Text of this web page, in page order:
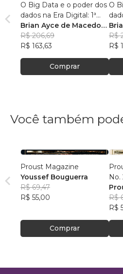
O Big Data e o poder dos
dados na Era Digital: 1ª
Edição.
Brian Ayce de Macedo
Marinho
R$ 206,69
R$ 163,63
Comprar
O
R$
R$
Você também
Proust Magazine
Youssef Bouguerra
R$ 69,47
R$ 55,00
Comprar
No.
R$
R$